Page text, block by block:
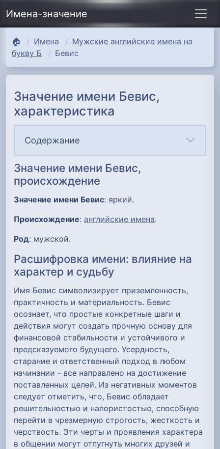
Имена-значение
🏠 Имена
Мужские английские имена на
букву Б
Бевис
Значение имени Бевис,
характеристика
Содержание
Значение имени Бевис,
происхождение
Значение имени Бевис: яркий.
Происхождение: английские имена.
Род: мужской.
Расшифровка имени: влияние на
характер и судьбу
Имя Бевис символизирует приземленность,
практичность и материальность. Бевис
осознает, что простые конкретные шаги и
действия могут создать прочную основу для
финансовой стабильности и устойчивого и
предсказуемого будущего. Усердность,
старание и ответственный подход в любом
начинании - все направлено на достижение
поставленных целей. Из негативных моментов
следует отметить, что, Бевис обладает
решительностью и напористостью, способную
перейти в чрезмерную строгость, жесткость и
черствость. Эти черты и проявления характера
в общении могут отпугнуть многих друзей и